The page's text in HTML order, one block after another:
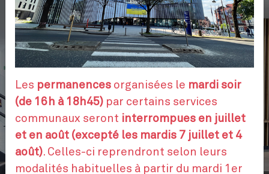
VOS DÉMARCHES
RENDEZ-VOUS
CONTACTEZ-NOUS
Les permanences organisées le mardi soir
(de 16h à 18h45) par certains services
communaux seront interrompues en juillet
et en août (excepté les mardis 7 juillet et 4
août). Celles-ci reprendront selon leurs
modalités habituelles à partir du mardi 1er